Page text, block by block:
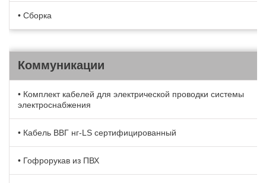
• Сборка
Коммуникации
• Комплект кабелей для электрической проводки системы
электроснабжения
• Кабель BBГ нг-LS сертифицированный
• Гофрорукав из ПВХ